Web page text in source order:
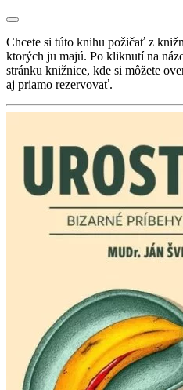
Chcete si túto knihu požičať z
ktorých ju majú. Po kliknutí na
stránku knižnice, kde si môžete
aj priamo rezervovať.